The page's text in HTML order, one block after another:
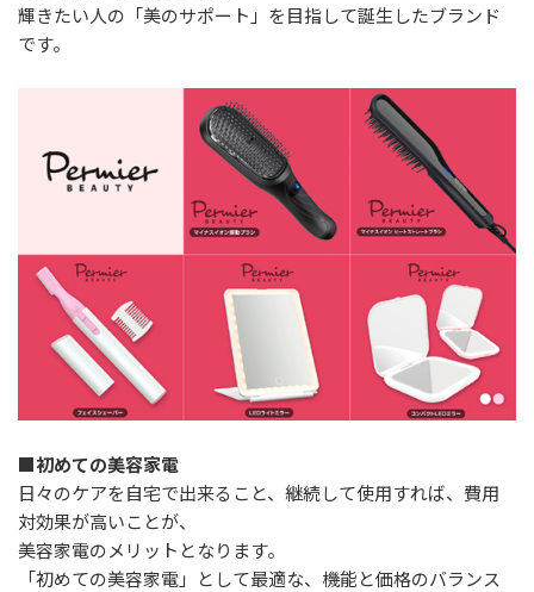
輝きたい⼈の「美のサポート」を⽬指して誕⽣したブランド
です。
■初めての美容家電
⽇々のケアを⾃宅で出来ること、継続して使⽤すれば、費⽤
対効果が⾼いことが、
美容家電のメリットとなります。
「初めての美容家電」として最適な、機能と価格のバランス